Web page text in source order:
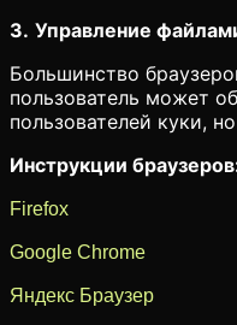
3. Управление
Большинство
пользователь может
пользователей куки,
Инструкции
Firefox
Google Chrome
Яндекс Браузер